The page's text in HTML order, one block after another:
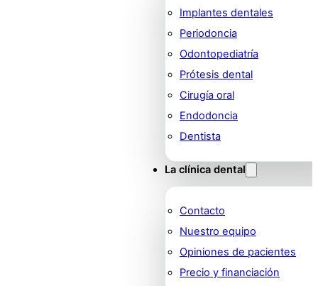
Implantes dentales
Periodoncia
Odontopediatría
Prótesis dental
Cirugía oral
Endodoncia
Dentista
La clínica dental
Contacto
Nuestro equipo
Opiniones de pacientes
Precio y financiación